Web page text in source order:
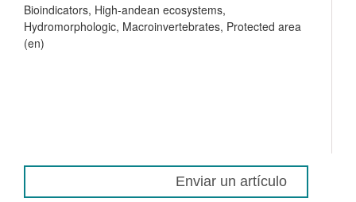
Bioindicators, High-andean ecosystems,
Hydromorphologic, Macroinvertebrates, Protected area
(en)
Enviar un artículo